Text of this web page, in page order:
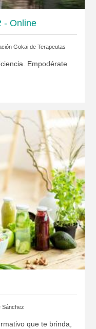
- Online
Gokai de Terapeutas
Empodérate
Sánchez
que te brinda,